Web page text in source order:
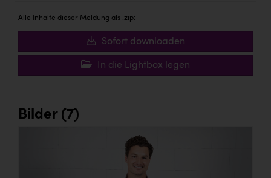
Alle Inhalte dieser Meldung als .zip:
Sofort downloaden
In die Lightbox legen
Bilder (7)